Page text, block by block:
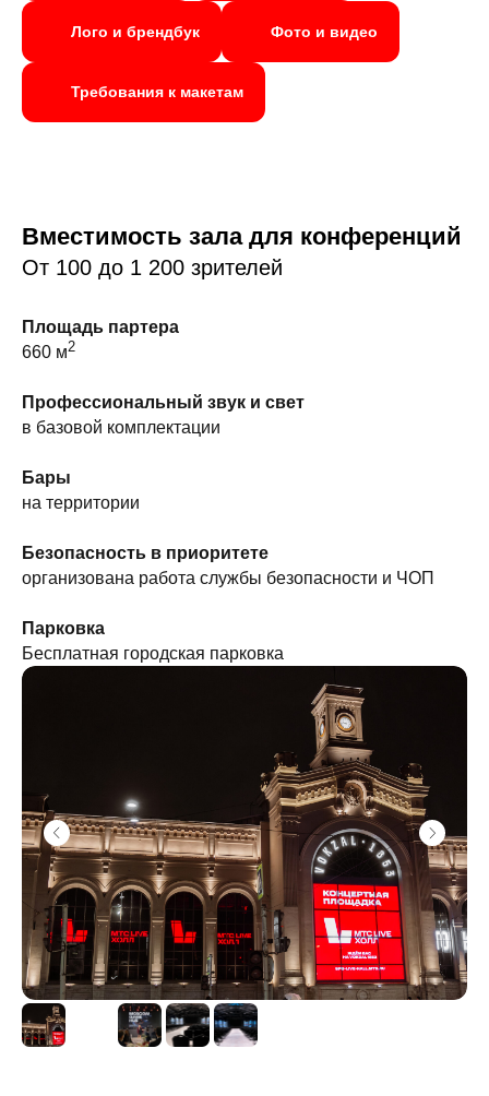
Лого и брендбук Фото и видео
Требования к макетам
Вместимость зала для конференций
От 100 до 1 200 зрителей
Площадь партера
660 м2
Профессиональный звук и свет
в базовой комплектации
Бары
на территории
Безопасность в приоритете
организована работа службы безопасности и ЧОП
Парковка
Бесплатная городская парковка